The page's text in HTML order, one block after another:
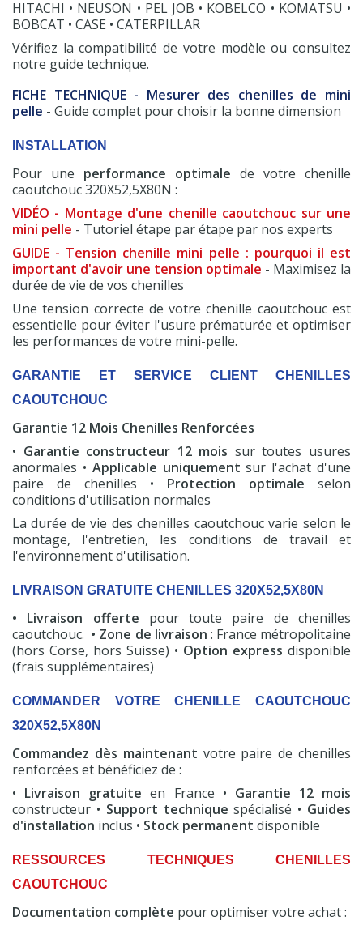
HITACHI • NEUSON • PEL JOB • KOBELCO • KOMATSU •
BOBCAT • CASE • CATERPILLAR
Vérifiez la compatibilité de votre modèle ou consultez
notre guide technique.
FICHE TECHNIQUE - Mesurer des chenilles de mini
pelle - Guide complet pour choisir la bonne dimension
INSTALLATION
Pour une performance optimale de votre chenille
caoutchouc 320X52,5X80N :
VIDÉO - Montage d'une chenille caoutchouc sur une
mini pelle - Tutoriel étape par étape par nos experts
GUIDE - Tension chenille mini pelle : pourquoi il est
important d'avoir une tension optimale - Maximisez la
durée de vie de vos chenilles
Une tension correcte de votre chenille caoutchouc est
essentielle pour éviter l'usure prématurée et optimiser
les performances de votre mini-pelle.
GARANTIE ET SERVICE CLIENT CHENILLES
CAOUTCHOUC
Garantie 12 Mois Chenilles Renforcées
• Garantie constructeur 12 mois sur toutes usures
anormales • Applicable uniquement sur l'achat d'une
paire de chenilles • Protection optimale selon
conditions d'utilisation normales
La durée de vie des chenilles caoutchouc varie selon le
montage, l'entretien, les conditions de travail et
l'environnement d'utilisation.
LIVRAISON GRATUITE CHENILLES 320X52,5X80N
• Livraison offerte pour toute paire de chenilles
caoutchouc. • Zone de livraison : France métropolitaine
(hors Corse, hors Suisse) • Option express disponible
(frais supplémentaires)
COMMANDER VOTRE CHENILLE CAOUTCHOUC
320X52,5X80N
Commandez dès maintenant votre paire de chenilles
renforcées et bénéficiez de :
• Livraison gratuite en France • Garantie 12 mois
constructeur • Support technique spécialisé • Guides
d'installation inclus • Stock permanent disponible
RESSOURCES TECHNIQUES CHENILLES
CAOUTCHOUC
Documentation complète pour optimiser votre achat :